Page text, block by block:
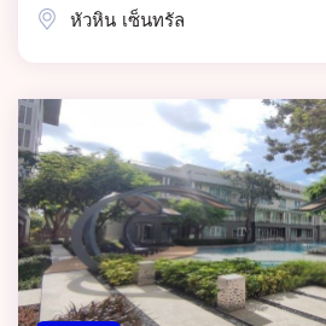
หัวหิน เซ็นทรัล